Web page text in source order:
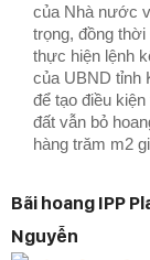
của Nhà nước
trọng, đồng
thực hiện lệnh
của UBND tỉnh
để tạo điều
đất vẫn bỏ
hàng trăm m2
Bãi hoang IPP
Nguyễn